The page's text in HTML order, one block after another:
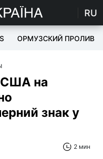
RU
ОРМУЗСКИЙ ПРОЛИВ
США на
знак у
2 мин